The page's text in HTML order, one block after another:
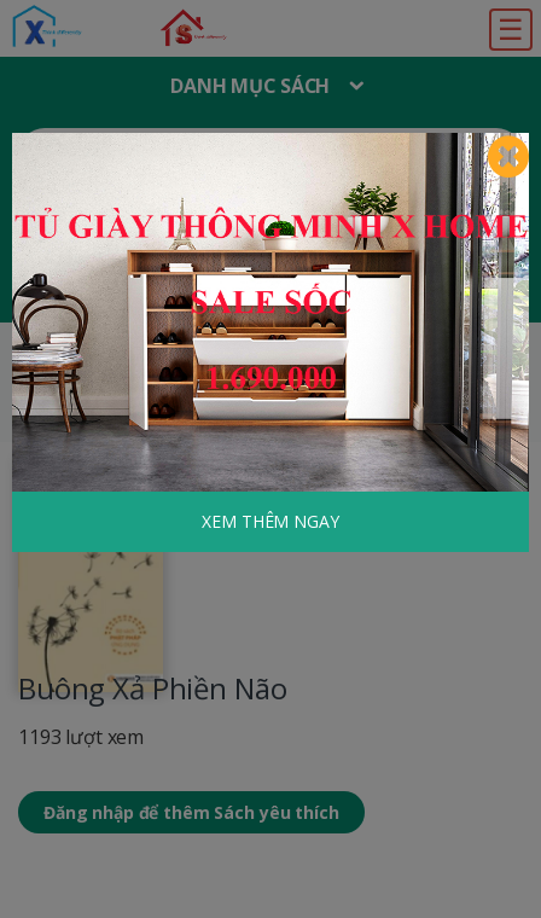
☰
DANH MỤC SÁCH
T
M
I
:
Đăng ký Đăng nhập
HOME Tâm Lý - Kỹ Năng Sống
Buông Xả
Phiền Não
Buông Xả Phiền Não
1193 lượt xem
Đăng nhập để thêm Sách yêu thích
XEM THÊM NGAY